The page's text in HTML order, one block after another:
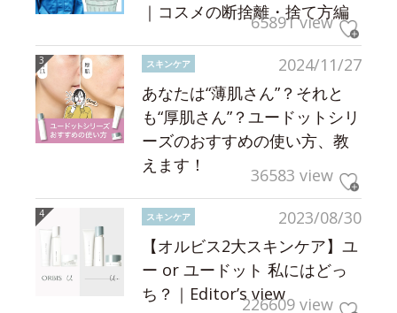
｜コスメの断捨離・捨て方編
65891 view
2024/11/27
スキンケア
あなたは“薄肌さん”？それと
も“厚肌さん”？ユードットシリ
ーズのおすすめの使い方、教
えます！
36583 view
2023/08/30
スキンケア
【オルビス2大スキンケア】ユ
ー or ユードット 私にはどっ
ち？｜Editor’s view226609 view